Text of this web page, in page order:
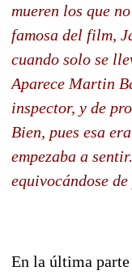
mueren los que
famosa del film,
cuando solo se
Aparece Martin
inspector, y de
Bien, pues esa
empezaba a
equivocándose de
En la última